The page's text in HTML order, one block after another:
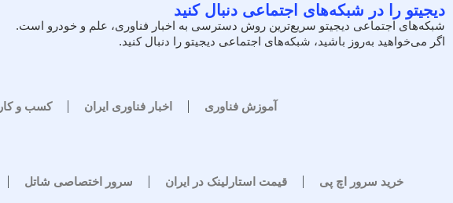
دیجیتو را در شبکه‌های اجتماعی دنبال کنید
شبکه‌های اجتماعی دیجیتو سریع‌ترین روش دسترسی به اخبار فناوری، علم و خودرو است.
اگر می‌خواهید به‌روز باشید، شبکه‌های اجتماعی دیجیتو را دنبال کنید.
آموزش فناوری اخبار فناوری ایران کسب و کار
خرید سرور اچ پی قیمت استارلینک در ایران سرور اختصاصی شاتل